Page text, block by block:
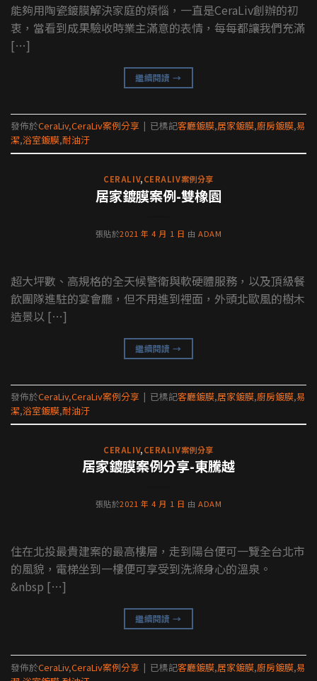
能夠用陶瓷鍍膜解決家庭的煩惱，一直是CeraLiv創辦的初
衷，當看到成果驗收時業主滿意的表情，每每都讓我們充滿
[…]
繼續閱讀→
發佈於CeraLiv,CeraLiv案例分享 | 已標記客廳鍍膜,居家鍍膜,廚房鍍膜,易
潔,浴室鍍膜,耐油汙
CERALIV,CERALIV案例分享
居家鍍膜案例-雙橡園
張貼於2021 年 4 月 1 日 由 ADAM
超大坪數、高規格的全天候警衛與軟硬體服務，以及頂級餐
飲團隊進駐的宴會廳，但不用進到裡面，外頭北歐風的樹木
造景以 […]
繼續閱讀→
發佈於CeraLiv,CeraLiv案例分享 | 已標記客廳鍍膜,居家鍍膜,廚房鍍膜,易
潔,浴室鍍膜,耐油汙
CERALIV,CERALIV案例分享
居家鍍膜案例分享-東騰越
張貼於2021 年 4 月 1 日 由 ADAM
住在北投最貴建案的最高樓層，走到陽台便可一覽全台北市
的風貌，電梯坐到一樓便可享受到洗滌身心的溫泉。
&nbsp […]
繼續閱讀→
發佈於CeraLiv,CeraLiv案例分享 | 已標記客廳鍍膜,居家鍍膜,廚房鍍膜,易